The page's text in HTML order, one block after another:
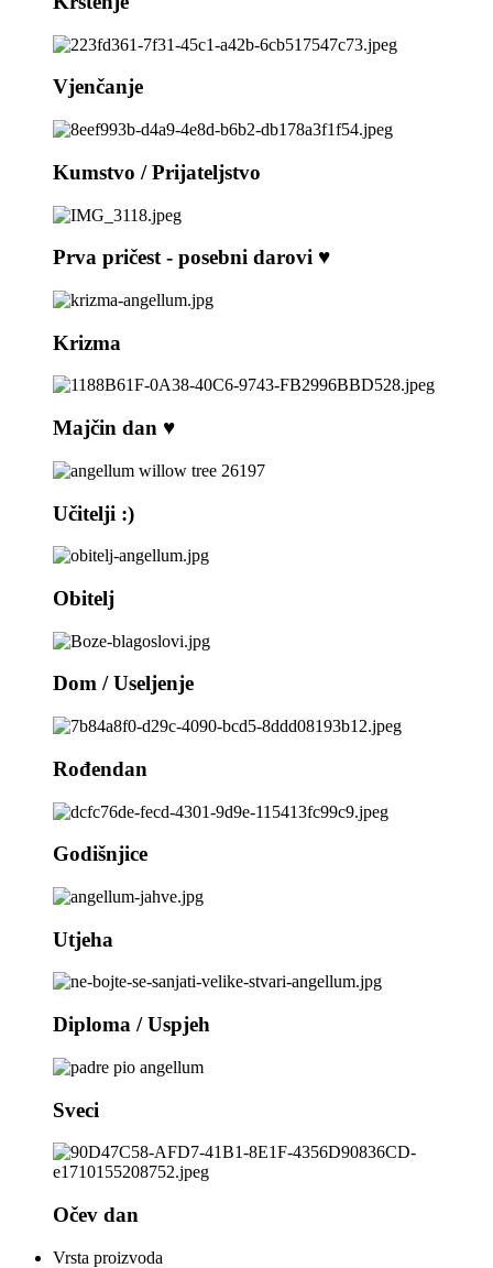
Vjenčanje
Kumstvo / Prijateljstvo
Prva pričest - posebni darovi ♥️
Krizma
Majčin dan ♥️
Učitelji :)
Obitelj
Dom / Useljenje
Rođendan
Godišnjice
Utjeha
Diploma / Uspjeh
Sveci
Očev dan
Vrsta proizvoda